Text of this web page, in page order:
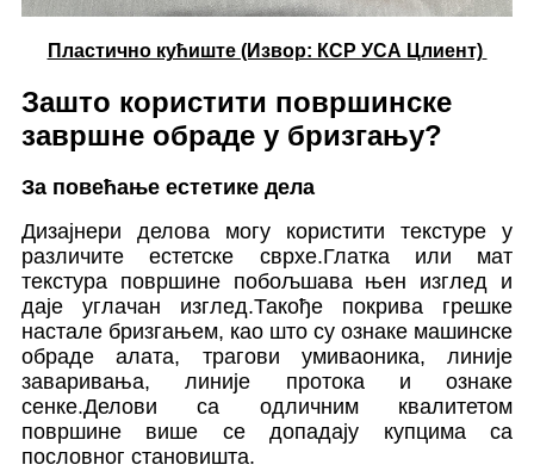
Пластично кућиште (Извор: КСР УСА Цлиент)
Зашто користити површинске
завршне обраде у бризгању?
За повећање естетике дела
Дизајнери делова могу користити текстуре у
различите естетске сврхе.Глатка или мат
текстура површине побољшава њен изглед и
даје углачан изглед.Такође покрива грешке
настале бризгањем, као што су ознаке машинске
обраде алата, трагови умиваоника, линије
заваривања, линије протока и ознаке
сенке.Делови са одличним квалитетом
површине више се допадају купцима са
пословног становишта.